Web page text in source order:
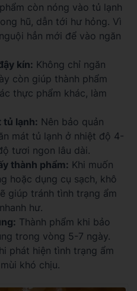
còn nóng vào tủ lạnh
hũ, dẫn tới hư hỏng. Vì
hẳn mới để vào ngăn
kín: Không chỉ ngăn
còn giúp thành phẩm
thực phẩm khác, làm
tủ lạnh: Nên bảo quản
mát tủ lạnh ở nhiệt độ 4-
tươi ngon lâu dài.
thành phẩm: Khi muốn
hoặc dụng cụ sạch, khô
giúp tránh tình trạng ẩm
hư.
Thành phẩm khi bảo
trong vòng 5-7 ngày.
phát hiện tình trạng ẩm
khó chịu.